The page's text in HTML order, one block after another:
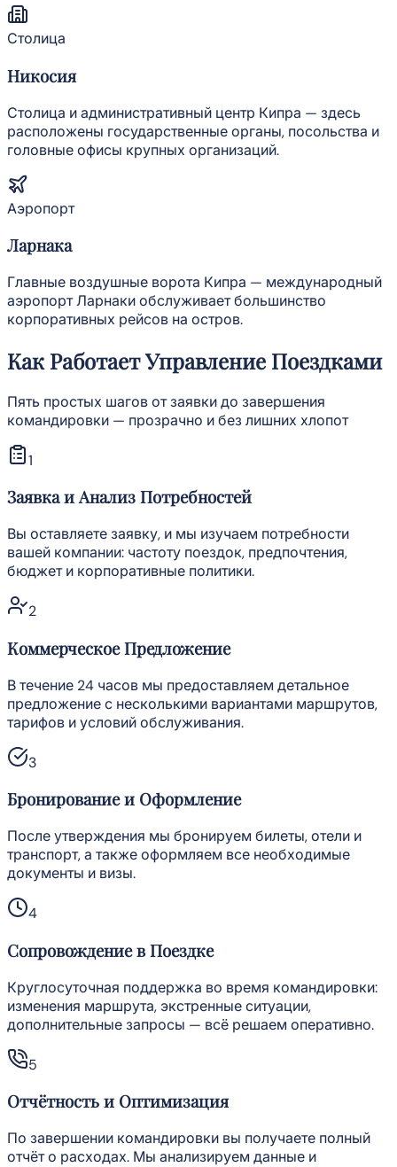
Столица
Никосия
Столица и административный центр Кипра — здесь
расположены государственные органы, посольства и
головные офисы крупных организаций.
Аэропорт
Ларнака
Главные воздушные ворота Кипра — международный
аэропорт Ларнаки обслуживает большинство
корпоративных рейсов на остров.
Как Работает Управление Поездками
Пять простых шагов от заявки до завершения
командировки — прозрачно и без лишних хлопот
1
Заявка и Анализ Потребностей
Вы оставляете заявку, и мы изучаем потребности
вашей компании: частоту поездок, предпочтения,
бюджет и корпоративные политики.
2
Коммерческое Предложение
В течение 24 часов мы предоставляем детальное
предложение с несколькими вариантами маршрутов,
тарифов и условий обслуживания.
3
Бронирование и Оформление
После утверждения мы бронируем билеты, отели и
транспорт, а также оформляем все необходимые
документы и визы.
4
Сопровождение в Поездке
Круглосуточная поддержка во время командировки:
изменения маршрута, экстренные ситуации,
дополнительные запросы — всё решаем оперативно.
5
Отчётность и Оптимизация
По завершении командировки вы получаете полный
отчёт о расходах. Мы анализируем данные и